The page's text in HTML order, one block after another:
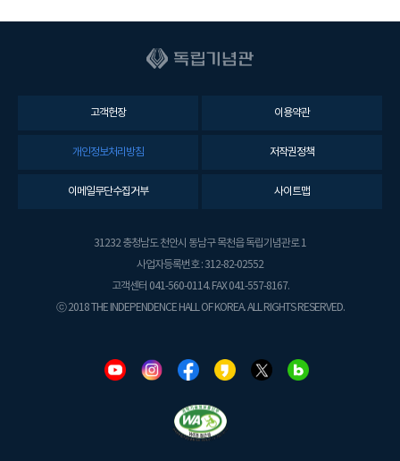
고객헌장 이용약관
개인정보처리방침 저작권정책
이메일무단수집거부 사이트맵
31232 충청남도 천안시 동남구 목천읍 독립기념관로 1
사업자등록번호 : 312-82-02552
고객센터 041-560-0114. FAX 041-557-8167.
ⓒ 2018 THE INDEPENDENCE HALL OF KOREA. ALL RIGHTS RESERVED.